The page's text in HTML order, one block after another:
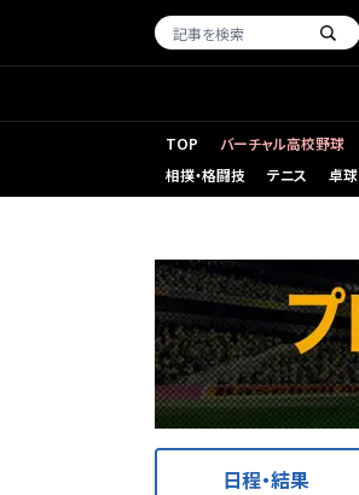
TOP バーチャル高校野球
相撲・格闘技
テニス 卓球
日程・結果